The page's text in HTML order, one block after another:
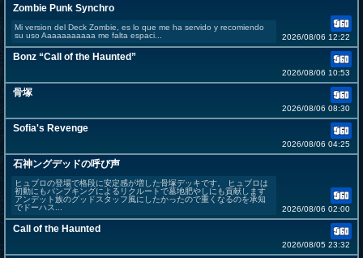
Zombie Punk Synchro
Mi version del Deck Zombie, es lo que me ha servido y recomiendo
su uso Aaaaaaaaaaa me falta espaci...
2026/08/06 12:22
Bonz “Call of the Haunted”
2026/08/06 10:53
骨塚
2026/08/06 08:30
Sofia's Revenge
2026/08/06 04:25
石神ングデッドの呼び声
ヒュブロの登場で格段に安定感が増した骨塚デッキです。 ヒュブロは
初動にもパンプキングによるリクルートで墓地肥やしにも貢献します
アンデット族のグッドスタッフ風にしたかったので重くなるのを承知
でドーハス...
2026/08/06 02:00
Call of the Haunted
2026/08/05 23:32